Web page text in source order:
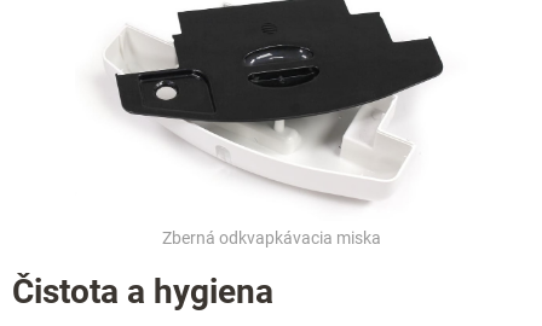
Zberná odkvapkávacia miska
Čistota a hygiena